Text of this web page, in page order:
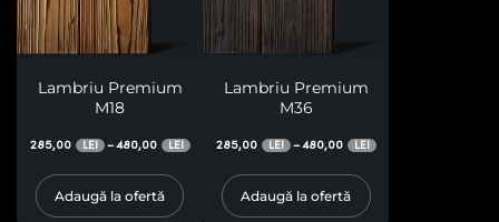
Lambriu Premium
M18
285,00 LEI –480,00 LEI
Adaugă la ofertă
Lambriu Premium
M36
285,00 LEI –480,00 LEI
Adaugă la ofertă